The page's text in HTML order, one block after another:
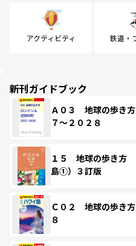
アクティビティ 鉄道・
新刊ガイドブック
Ａ０３ 地球の歩き
７～２０２８
１５ 地球の歩き方
島①）３訂版
Ｃ０２ 地球の歩き
８